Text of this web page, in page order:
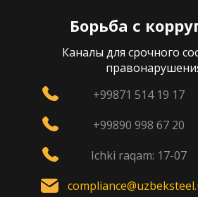
Борьба с
Каналы для срочного
+99871 514 19 17
+99890 998 67 20
Ichki raqam: 17-07